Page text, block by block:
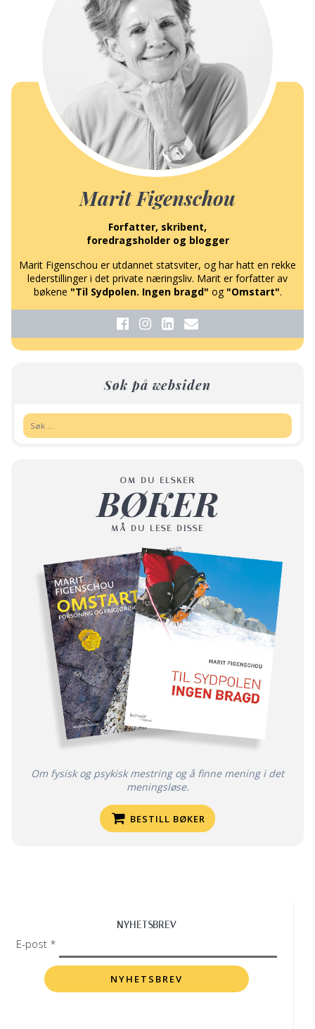
Marit Figenschou
Forfatter, skribent,
foredragsholder og blogger
Marit Figenschou er utdannet statsviter, og har hatt en rekke
lederstillinger i det private næringsliv. Marit er forfatter av
bøkene "Til Sydpolen. Ingen bragd" og "Omstart".
Søk på websiden
OM DU ELSKER
BØKER
MÅ DU LESE DISSE
Om fysisk og psykisk mestring og å finne mening i det
meningsløse.
BESTILL BØKER
NYHETSBREV
E-post *